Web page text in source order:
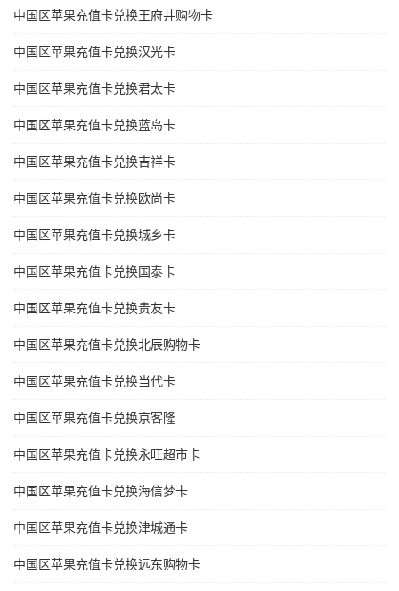
中国区苹果充值卡兑换王府井购物卡
中国区苹果充值卡兑换汉光卡
中国区苹果充值卡兑换君太卡
中国区苹果充值卡兑换蓝岛卡
中国区苹果充值卡兑换吉祥卡
中国区苹果充值卡兑换欧尚卡
中国区苹果充值卡兑换城乡卡
中国区苹果充值卡兑换国泰卡
中国区苹果充值卡兑换贵友卡
中国区苹果充值卡兑换北辰购物卡
中国区苹果充值卡兑换当代卡
中国区苹果充值卡兑换京客隆
中国区苹果充值卡兑换永旺超市卡
中国区苹果充值卡兑换海信梦卡
中国区苹果充值卡兑换津城通卡
中国区苹果充值卡兑换远东购物卡